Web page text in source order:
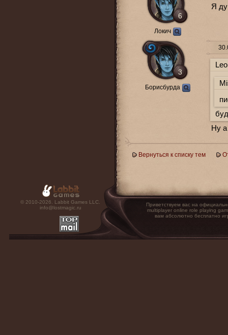
6
Локич
Я
3
Борисбурда
Ну
Вернуться к списку тем
© 2010-2026. Labbit Games LLC.
info@lostmagic.ru
Приветствуем вас на
multiplayer online role playing
вам абсолютно бесплатно